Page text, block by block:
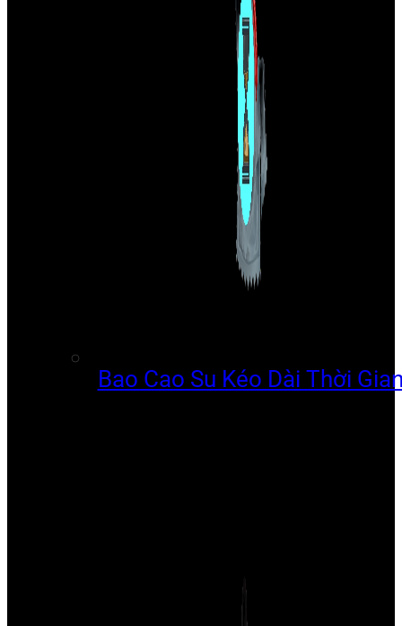
Bao Cao Su Kéo Dài Thời